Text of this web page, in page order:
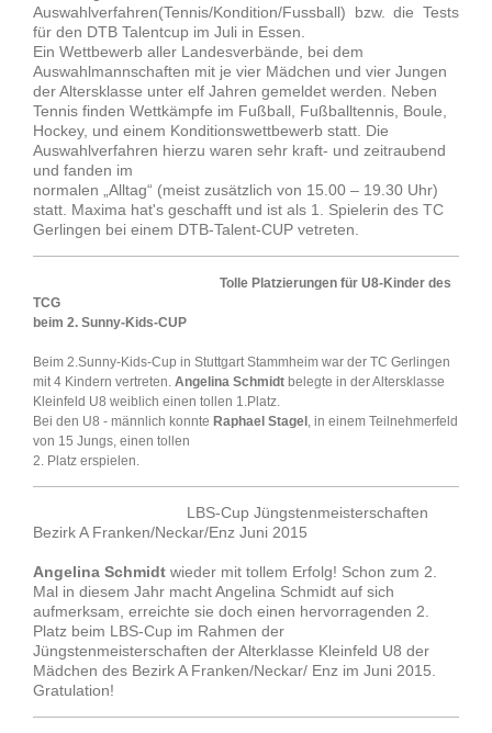
Auswahlverfahren(Tennis/Kondition/Fussball) bzw. die Tests
für den DTB Talentcup im Juli in Essen.
Ein Wettbewerb aller Landesverbände, bei dem
Auswahlmannschaften mit je vier Mädchen und vier Jungen
der Altersklasse unter elf Jahren gemeldet werden. Neben
Tennis finden Wettkämpfe im Fußball, Fußballtennis, Boule,
Hockey, und einem Konditionswettbewerb statt. Die
Auswahlverfahren hierzu waren sehr kraft- und zeitraubend
und fanden im
normalen „Alltag“ (meist zusätzlich von 15.00 – 19.30 Uhr)
statt. Maxima hat's geschafft und ist als 1. Spielerin des TC
Gerlingen bei einem DTB-Talent-CUP vetreten.
Tolle Platzierungen für U8-Kinder des
TCG
beim 2. Sunny-Kids-CUP
Beim 2.Sunny-Kids-Cup in Stuttgart Stammheim war der TC Gerlingen
mit 4 Kindern vertreten. Angelina Schmidt belegte in der Altersklasse
Kleinfeld U8 weiblich einen tollen 1.Platz.
Bei den U8 - männlich konnte Raphael Stagel , in einem Teilnehmerfeld
von 15 Jungs, einen tollen
2. Platz erspielen.
LBS-Cup Jüngstenmeisterschaften
Bezirk A Franken/Neckar/Enz Juni 2015
Angelina Schmidt wieder mit tollem Erfolg! Schon zum 2.
Mal in diesem Jahr macht Angelina Schmidt auf sich
aufmerksam, erreichte sie doch einen hervorragenden 2.
Platz beim LBS-Cup im Rahmen der
Jüngstenmeisterschaften der Alterklasse Kleinfeld U8 der
Mädchen des Bezirk A Franken/Neckar/ Enz im Juni 2015.
Gratulation!